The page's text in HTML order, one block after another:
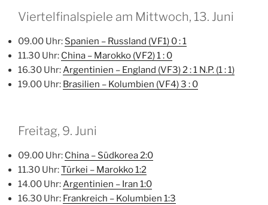
Viertelfinalspiele am Mittwoch, 13. Juni
09.00 Uhr: Spanien – Russland (VF1) 0 : 1
11.30 Uhr: China – Marokko (VF2) 1 : 0
16.30 Uhr:Argentinien – England (VF3) 2 : 1 N.P. (1 : 1)
19.00 Uhr: Brasilien – Kolumbien (VF4) 3 : 0
Freitag, 9. Juni
09.00 Uhr: China – Südkorea2:0
11.30 Uhr:Türkei – Marokko1:2
14.00 Uhr:Argentinien – Iran 1:0
16.30 Uhr: Frankreich – Kolumbien 1:3